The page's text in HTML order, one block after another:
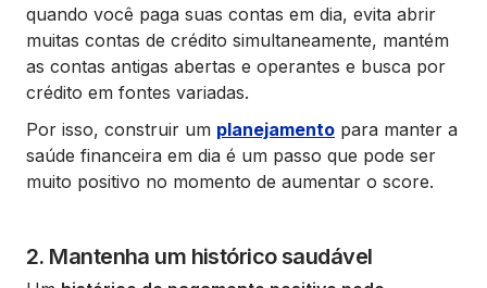
quando você paga suas contas em dia, evita abrir
muitas contas de crédito simultaneamente, mantém
as contas antigas abertas e operantes e busca por
crédito em fontes variadas.
Por isso, construir um planejamento para manter a
saúde financeira em dia é um passo que pode ser
muito positivo no momento de aumentar o score.
2. Mantenha um histórico saudável